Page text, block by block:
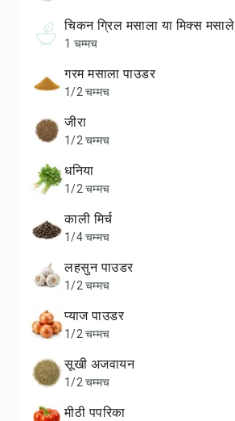
चिकन ग्रिल मसाला या मिक्स मसाले
1 चम्मच
गरम मसाला पाउडर
1/2 चम्मच
जीरा
1/2 चम्मच
धनिया
1/2 चम्मच
काली मिर्च
1/4 चम्मच
लहसुन पाउडर
1/2 चम्मच
प्याज पाउडर
1/2 चम्मच
सूखी अजवायन
1/2 चम्मच
मीठी पपरिका